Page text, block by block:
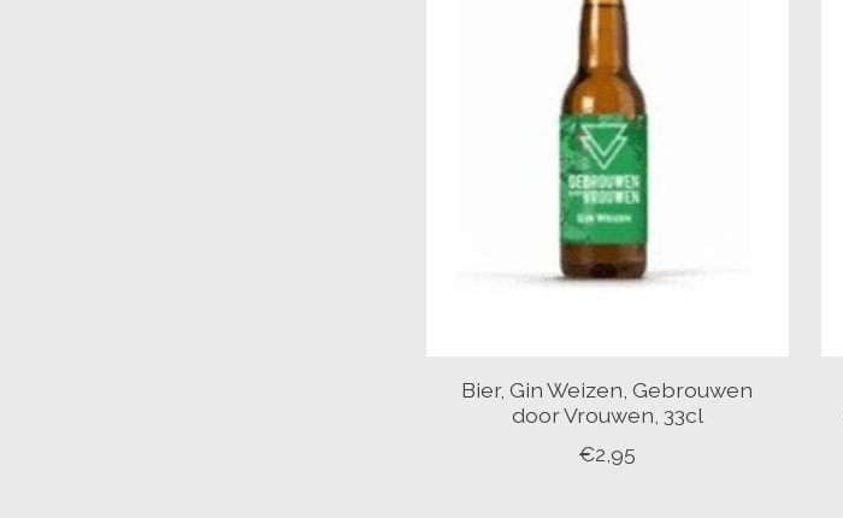
Bier, Gin Weizen, Gebrouwen
door Vrouwen, 33cl
€2,95